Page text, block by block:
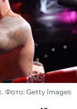
Фото: Getty Images